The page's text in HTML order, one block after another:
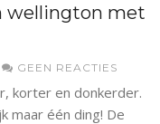
wellington met
GEEN REACTIES
korter en donkerder.
maar één ding! De